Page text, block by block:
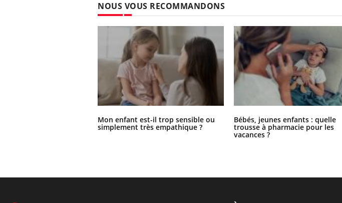
NOUS VOUS RECOMMANDONS
Mon enfant est-il trop sensible ou
simplement très empathique ?
Bébés, jeunes enfants : quelle
trousse à pharmacie pour les
vacances ?